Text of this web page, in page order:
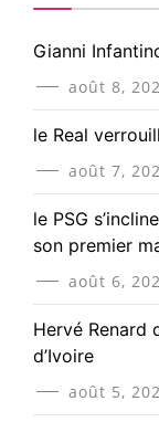
Gianni
août 8,
le Real
août 7,
le PSG
son premier
août 6,
Hervé Renard
d’Ivoire
août 5,